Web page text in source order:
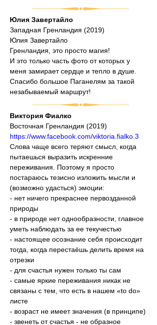
Юлия Завертайло
Западная Гренландия (2019)
Юлия Завертайло
Гренландия, это просто магия!
И это только часть фото от которых у
меня замирает сердце и тепло в душе.
Спасибо большое Паганелям за такой
незабываемый маршрут!
Виктория Фиалко
Восточная Гренландия (2019)
https://www.facebook.com/viktoria.fialko.3
Слова чаще всего теряют смысл, когда
пытаешься выразить искренние
переживания. Поэтому я просто
постараюсь тезисно изложить мысли и
(возможно удасться) эмоции:
- нет ничего прекраснее первозданной
природы
- в природе нет однообразности, главное
уметь наблюдать за ее текучестью
- настоящее осознание себя происходит
тогда, когда перестаёшь делить время на
отрезки
- для счастья нужен только ты сам
- самые яркие переживания никак не
связаны с тем, что есть в нашем «to do»
листе
- возраст не имеет значения (в принципе)
- звенеть от счастья - не образное